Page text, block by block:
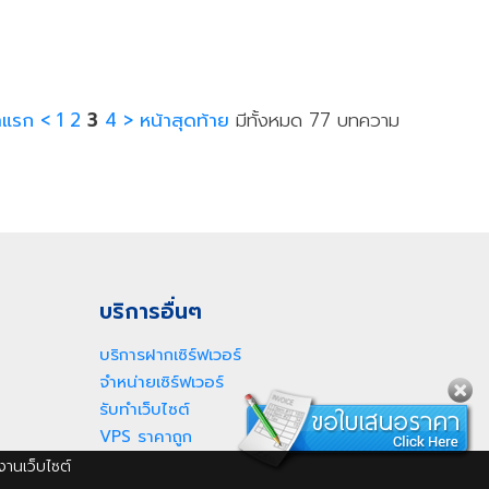
รก < 1 2 3 4 > หน้าสุดท้าย มีทั้งหมด 77 บทความ
บริการอื่นๆ
บริการฝากเซิร์ฟเวอร์
จำหน่ายเซิร์ฟเวอร์
รับทำเว็บไซต์
VPS ราคาถูก
นเว็บไซต์